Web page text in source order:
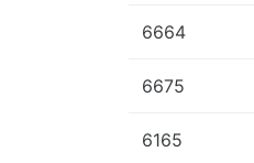
6664
6675
6165